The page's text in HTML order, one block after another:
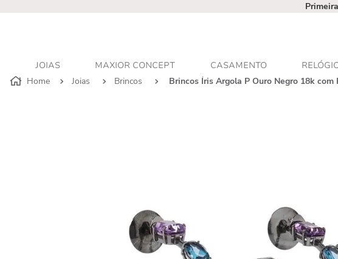
JOIAS MAXIOR CONCEPT CASAMENTO
Joias
Brincos Brincos Íris Argola P Ouro Negro 18k com